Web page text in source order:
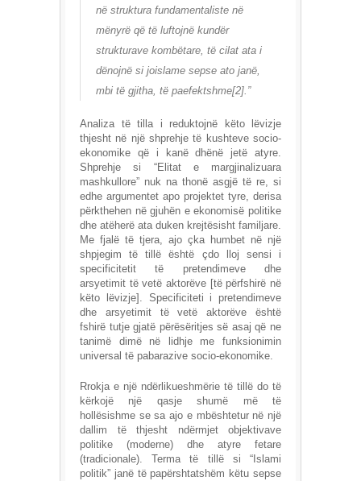
në struktura fundamentaliste në
mënyrë që të luftojnë kundër
strukturave kombëtare, të cilat ata i
dënojnë si joislame sepse ato janë,
mbi të gjitha, të paefektshme[2].”
Analiza të tilla i reduktojnë këto lëvizje
thjesht në një shprehje të kushteve socio-
ekonomike që i kanë dhënë jetë atyre.
Shprehje si “Elitat e margjinalizuara
mashkullore” nuk na thonë asgjë të re, si
edhe argumentet apo projektet tyre, derisa
përkthehen në gjuhën e ekonomisë politike
dhe atëherë ata duken krejtësisht familjare.
Me fjalë të tjera, ajo çka humbet në një
shpjegim të tillë është çdo lloj sensi i
specificitetit të pretendimeve dhe
arsyetimit të vetë aktorëve [të përfshirë në
këto lëvizje]. Specificiteti i pretendimeve
dhe arsyetimit të vetë aktorëve është
fshirë tutje gjatë përësëritjes së asaj që ne
tanimë dimë në lidhje me funksionimin
universal të pabarazive socio-ekonomike.
Rrokja e një ndërlikueshmërie të tillë do të
kërkojë një qasje shumë më të
hollësishme se sa ajo e mbështetur në një
dallim të thjesht ndërmjet objektivave
politike (moderne) dhe atyre fetare
(tradicionale). Terma të tillë si “Islami
politik” janë të papërshtatshëm këtu sepse